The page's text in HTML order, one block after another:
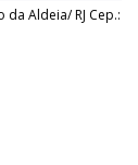
Aldeia/ RJ Cep.: